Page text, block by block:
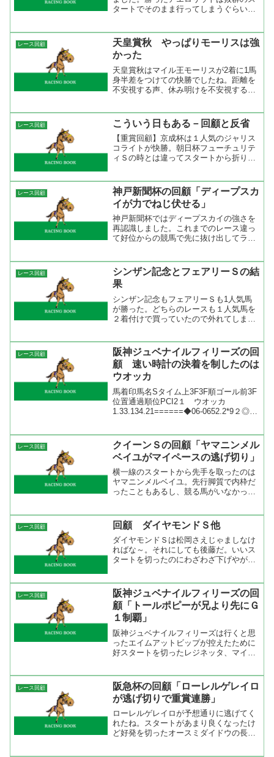
タートでそのまま行ってしまうぐらいの
に。それでも引っ張りきりで直線は外か
らリエノテソーロが並び...
レース回顧
天皇賞秋 やっぱりモーリスは強
かった
天皇賞秋はマイル王モーリスが2着に1馬
身半差をつけての快勝でしたね。距離を
不安視する声、休み明けを不安視する声
あるけどモーリスは強かった。レースリ
プレイを見て各馬につい...
レース回顧 こういう日もある－回顧と反省
【重賞回顧】京成杯は１人気のジャリス
コライトが快勝。朝日杯フューチュリテ
ィＳの時とは違ってスタートから折り合
スにも対応出来たことで今後が楽しみ。
馬券はジャリスコライト頭...
レース回顧
神戸新聞杯の回顧「ディープスカ
イが力でねじ伏せる」
神戸新聞杯ではディープスカイの強さを
再認識しました。これまでのレース違っ
て好位からの競馬で先に抜け出してライ
競馬をされたら他の馬だけではなく騎手
にとっても屈辱でしょう。...
レース回顧
シンザン記念とフェアリーＳの結
果
シンザン記念もフェアリーＳも1人気馬
が勝った。どちらのレースも１人気馬を
２着付けで買っていたので外れてしまっ
っての逃げ切り勝ち。ペースはそれほど
速くないだけに突っつく馬...
レース回顧
阪神ジュベナイルフィリーズの回
顧 速い時計の決着を制したのは
ウオッカ
馬着印馬名Sタイム上3F3F順ゴール前3F
位置通過順位PCI2１ ウオッカ
1.33.134.21======◆06-0652.2*9２◎ア
レース回顧
クイーンＳの回顧「ヤマニンメル
ベイユがマイペースの逃げ切り」
横一線のスタートから先手を取ったのは
ヤマニンメルベイユ。先行脚質で内枠だ
ったこともあるし、競る馬がいなかった
ス、開幕週と言うことを考えるとスロー
ペース。上がり４ハロン目...
レース回顧 回顧 ダイヤモンドＳ他
ダイヤモンドＳは松岡さえじゃましなけ
ればな～。それにしても後藤だ。いいス
タートを切ったのにわざわざ下げやがっ
スポジションのように後ろで競馬をしな
くてもいいのだからもう少...
レース回顧
阪神ジュベナイルフィリーズの回
顧「トールポピーが兄より先にＧ
１制覇」
阪神ジュベナイルフィリーズは行くと思
ったエイムアットビップが控えたために
好スタートを切ったレジネッタ、マイネ
ンサーが途中からハナを切る意外な展開
に。１０００ｍ通過が５８...
レース回顧
阪急杯の回顧「ローレルゲレイロ
が逃げ切りで重賞連勝」
ローレルゲレイロが予想通りに逃げてく
れたね。スタートがあまり良くなったけ
ど好発を切ったオースミダイドウの長谷